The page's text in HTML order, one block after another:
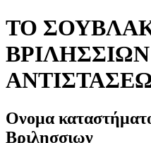
ΤΟ
Ονομα
Βριλησσιων